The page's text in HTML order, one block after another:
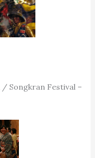
/ Songkran Festival –